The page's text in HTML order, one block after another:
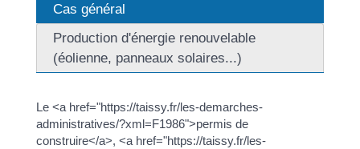
Cas général
Production d'énergie renouvelable
(éolienne, panneaux solaires...)
Le <a href="https://taissy.fr/les-demarches-
administratives/?xml=F1986">permis de
construire</a>, <a href="https://taissy.fr/les-